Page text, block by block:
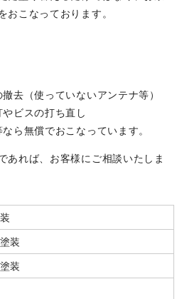
おこなっております。
去（使っていないアンテナ等）
ビスの打ち直し
ら無償でおこなっています。
あれば、お客様にご相談いたしま
装
装